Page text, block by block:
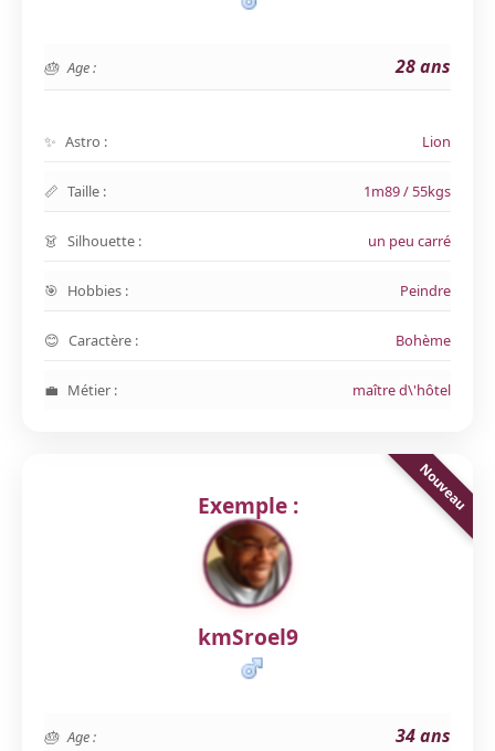
Age : 28 ans
Astro : Lion
Taille : 1m89 / 55kgs
Silhouette : un peu carré
Hobbies : Peindre
Caractère : Bohème
Métier : maître d\'hôtel
Exemple :
kmSroel9
Age : 34 ans